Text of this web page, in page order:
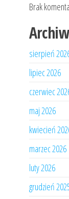
Brak
sierpień
lipiec 2026
czerwiec
maj 2026
kwiecień
marzec 2026
luty 2026
grudzień